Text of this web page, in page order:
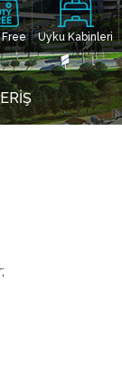
Free Uyku Kabinleri